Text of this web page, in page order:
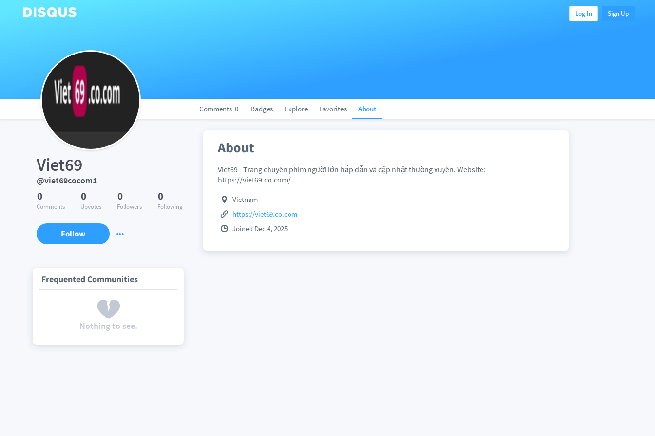
Log In Sign Up
Comments 0 Badges Explore Favorites About
Viet69
@viet69cocom1
0
Comments
0
Upvotes
0
Followers
0
Following
Follow
Frequented Communities
Nothing to see.
About
Viet69 - Trang chuyên phim người lớn hấp dẫn và cập nhật thường xuyên. Website:
https://viet69.co.com/
Vietnam
https://viet69.co.com
Joined Dec 4, 2025